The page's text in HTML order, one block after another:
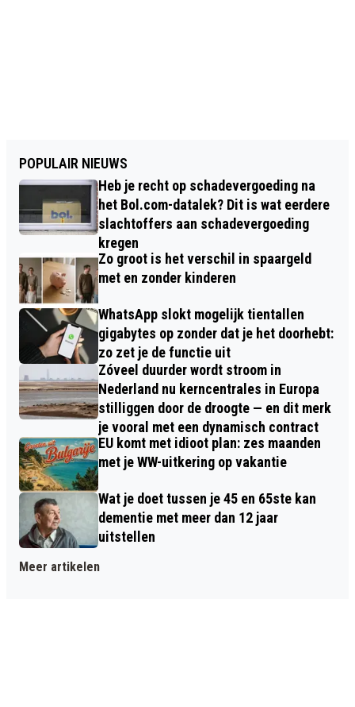
POPULAIR NIEUWS
Heb je recht op schadevergoeding na
het Bol.com-datalek? Dit is wat eerdere
slachtoffers aan schadevergoeding
kregen
Zo groot is het verschil in spaargeld
met en zonder kinderen
WhatsApp slokt mogelijk tientallen
gigabytes op zonder dat je het doorhebt:
zo zet je de functie uit
Zóveel duurder wordt stroom in
Nederland nu kerncentrales in Europa
stilliggen door de droogte — en dit merk
je vooral met een dynamisch contract
EU komt met idioot plan: zes maanden
met je WW-uitkering op vakantie
Wat je doet tussen je 45 en 65ste kan
dementie met meer dan 12 jaar
uitstellen
Meer artikelen